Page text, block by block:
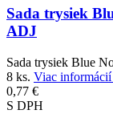
Sada trysiek
ADJ
Sada trysiek Blue
8 ks. Viac
0,77 €
S DPH